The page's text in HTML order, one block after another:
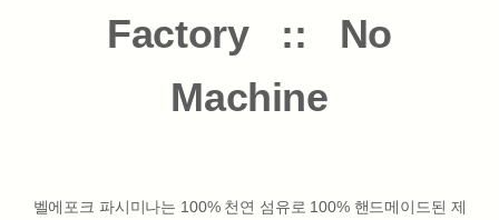
Factory :: No
Machine
벨에포크 파시미나는 100% 천연 섬유로 100% 핸드메이드된 제